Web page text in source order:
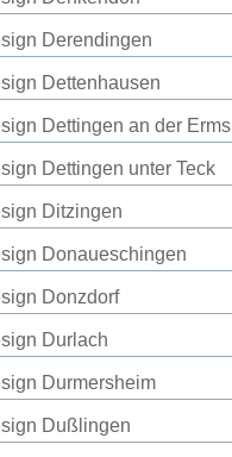
Derendingen
Dettenhausen
Dettingen an der Erms
Dettingen unter Teck
Ditzingen
Donaueschingen
Donzdorf
Durlach
Durmersheim
Dußlingen